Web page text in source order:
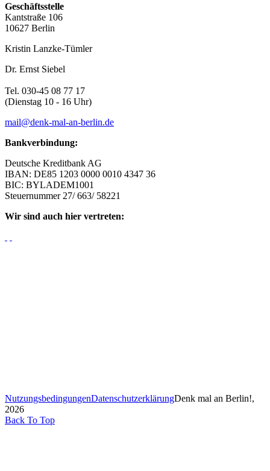
Geschäftsstelle
Kantstraße 106
10627 Berlin
Kristin Lanzke-Tümler
Dr. Ernst Siebel
Tel. 030-45 08 77 17
(Dienstag 10 - 16 Uhr)
mail@denk-mal-an-berlin.de
Bankverbindung:
Deutsche Kreditbank AG
IBAN: DE85 1203 0000 0010 4347 36
BIC: BYLADEM1001
Steuernummer 27/ 663/ 58221
Wir sind auch hier vertreten:
NutzungsbedingungenDatenschutzerklärungDenk mal an Berlin!,
2026
Back To Top